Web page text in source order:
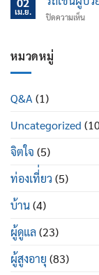
ไหน
นอน
ป้อ
ข้อ
บ้าง
เม.ย.
ปิดความเห็นบน
ยี่ห้อ
หมวดหมู่
Q&A(1)
Uncategorized
จิตใจ (5)
ท่องเที่่ยว (5)
บ้าน(4)
ผู้ดูแล (23)
ผู้สูงอายุ (83)